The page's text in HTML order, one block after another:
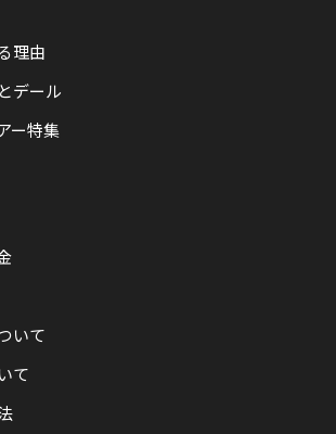
理由
デール
ー特集
いて
て